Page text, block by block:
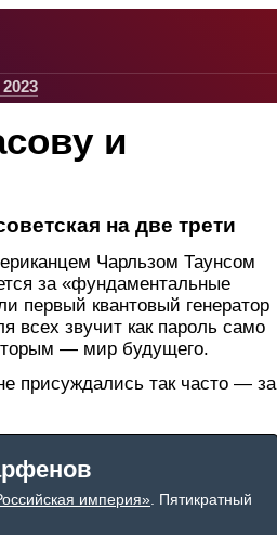
и
на две трети
Чарльзом Таунсом
за «фундаментальные
первый квантовый генератор
всех звучит как пароль само
— мир будущего.
присуждались так часто — за
империя» . Пятикратный